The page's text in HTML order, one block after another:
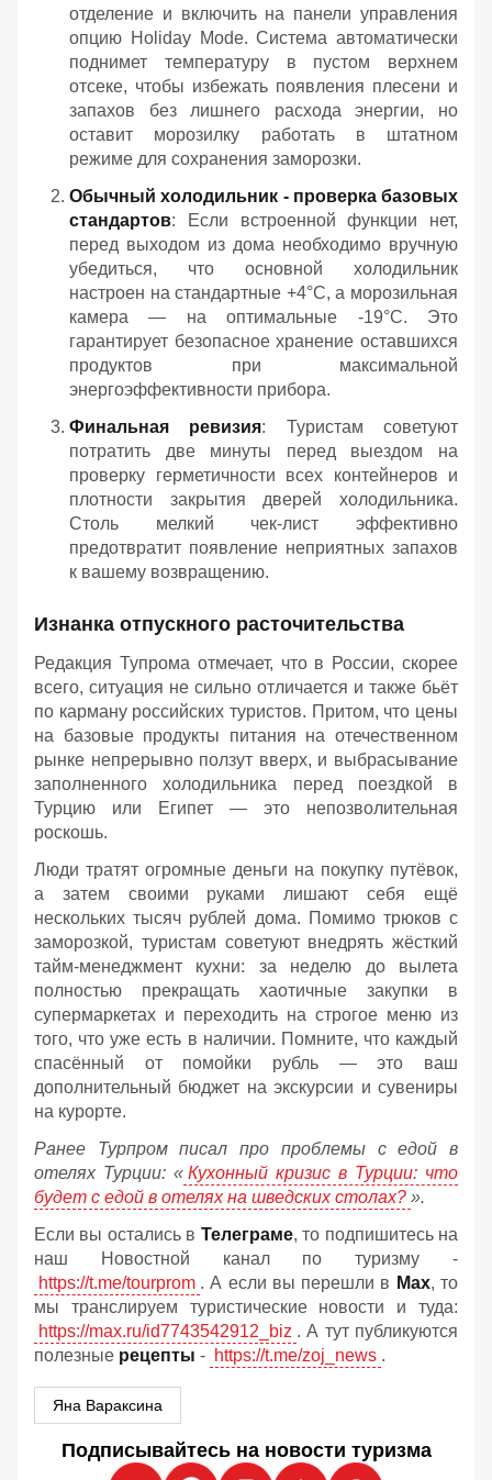
отделение и включить на панели управления
опцию Holiday Mode. Система автоматически
поднимет температуру в пустом верхнем
отсеке, чтобы избежать появления плесени и
запахов без лишнего расхода энергии, но
оставит морозилку работать в штатном
режиме для сохранения заморозки.
Обычный холодильник - проверка базовых
стандартов: Если встроенной функции нет,
перед выходом из дома необходимо вручную
убедиться, что основной холодильник
настроен на стандартные +4°C, а морозильная
камера — на оптимальные -19°C. Это
гарантирует безопасное хранение оставшихся
продуктов при максимальной
энергоэффективности прибора.
Финальная ревизия: Туристам советуют
потратить две минуты перед выездом на
проверку герметичности всех контейнеров и
плотности закрытия дверей холодильника.
Столь мелкий чек-лист эффективно
предотвратит появление неприятных запахов
к вашему возвращению.
Изнанка отпускного расточительства
Редакция Тупрома отмечает, что в России, скорее
всего, ситуация не сильно отличается и также бьёт
по карману российских туристов. Притом, что цены
на базовые продукты питания на отечественном
рынке непрерывно ползут вверх, и выбрасывание
заполненного холодильника перед поездкой в
Турцию или Египет — это непозволительная
роскошь.
Люди тратят огромные деньги на покупку путёвок,
а затем своими руками лишают себя ещё
нескольких тысяч рублей дома. Помимо трюков с
заморозкой, туристам советуют внедрять жёсткий
тайм-менеджмент кухни: за неделю до вылета
полностью прекращать хаотичные закупки в
супермаркетах и переходить на строгое меню из
того, что уже есть в наличии. Помните, что каждый
спасённый от помойки рубль — это ваш
дополнительный бюджет на экскурсии и сувениры
на курорте.
Ранее Турпром писал про проблемы с едой в
отелях Турции: « Кухонный кризис в Турции: что
будет с едой в отелях на шведских столах? ».
Если вы остались в Телеграме, то подпишитесь на
наш Новостной канал по туризму -
https://t.me/tourprom . А если вы перешли в Мах, то
мы транслируем туристические новости и туда:
https://max.ru/id7743542912_biz . А тут публикуются
полезные рецепты - https://t.me/zoj_news .
Яна Вараксина
Подписывайтесь на новости туризма